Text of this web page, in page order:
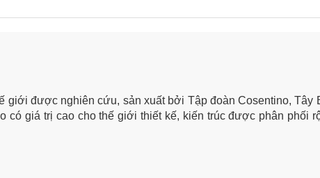
giới được nghiên cứu, sản xuất bởi Tập đoàn Cosentino, Tây
có giá trị cao cho thế giới thiết kế, kiến trúc được phân phối